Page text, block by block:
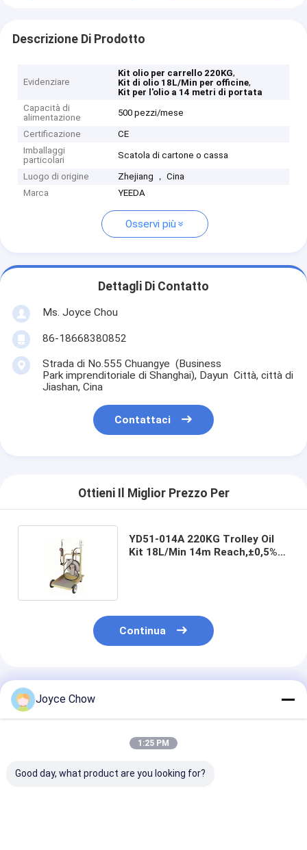
Descrizione Di Prodotto
Evidenziare
Kit olio per carrello 220KG,
Kit di olio 18L/Min per officine,
Kit per l'olio a 14 metri di portata
Capacità di
alimentazione
500 pezzi/mese
Certificazione
CE
Imballaggi
particolari
Scatola di cartone o cassa
Luogo di origine
Zhejiang ， Cina
Marca
YEEDA
Osservi più
Dettagli Di Contatto
Ms. Joyce Chou
86-18668380852
Strada di No.555 Chuangye (Business
Park imprenditoriale di Shanghai), Dayun Città, città di
Jiashan, Cina
Contattaci
Ottieni Il Miglior Prezzo Per
YD51-014A 220KG Trolley Oil
Kit 18L/Min 14m Reach,±0,5%
Continua
Prodotti Raccomandati
Joyce Chow
1:25 PM
Good day, what product are you looking for?